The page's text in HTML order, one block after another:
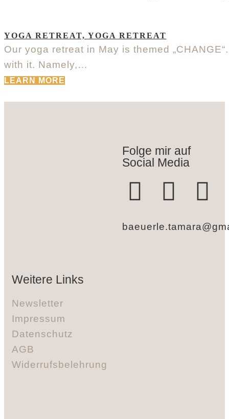
YOGA RETREAT, YOGA RETREAT
Our yoga retreat in May is themed
with it. Namely,…
LEARN MORE
Folge mir auf
Social Media
Weitere Links
Newsletter
Impressum
Datenschutz
AGB
Widerrufsbelehrung